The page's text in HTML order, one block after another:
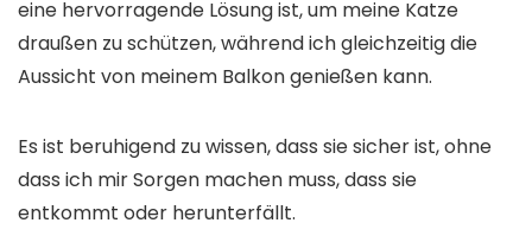
eine hervorragende Lösung ist, um meine Katze
draußen zu schützen, während ich gleichzeitig die
Aussicht von meinem Balkon genießen kann.
Es ist beruhigend zu wissen, dass sie sicher ist, ohne
dass ich mir Sorgen machen muss, dass sie
entkommt oder herunterfällt.